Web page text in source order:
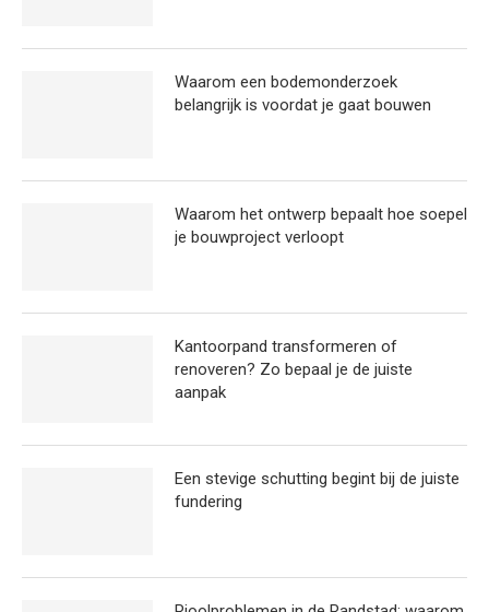
Waarom een bodemonderzoek
belangrijk is voordat je gaat bouwen
Waarom het ontwerp bepaalt hoe soepel
je bouwproject verloopt
Kantoorpand transformeren of
renoveren? Zo bepaal je de juiste
aanpak
Een stevige schutting begint bij de juiste
fundering